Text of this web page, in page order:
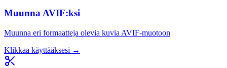
Muunna AVIF:ksi
Muunna eri formaatteja olevia kuvia AVIF-muotoon
Klikkaa käyttääksesi →